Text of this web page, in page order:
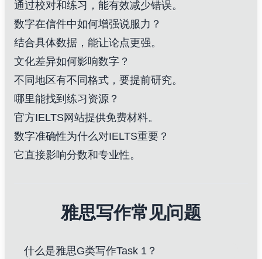
通过校对和练习，能有效减少错误。
数字在信件中如何增强说服力？
结合具体数据，能让论点更强。
文化差异如何影响数字？
不同地区有不同格式，要提前研究。
哪里能找到练习资源？
官方IELTS网站提供免费材料。
数字准确性为什么对IELTS重要？
它直接影响分数和专业性。
雅思写作常见问题
什么是雅思G类写作Task 1？